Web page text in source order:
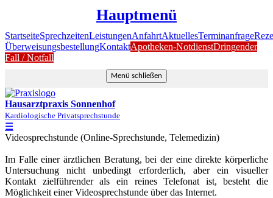
Hauptmenü
StartseiteSprechzeitenLeistungenAnfahrtAktuellesTerminanfrage
ÜberweisungsbestellungKontaktApotheken-NotdienstDringender
Fall / Notfall
Menü schließen
Hausarztpraxis Sonnenhof
Kardiologische Privatsprechstunde
☰
Videosprechstunde (Online-Sprechstunde, Telemedizin)
Im Falle einer ärztlichen Beratung, bei der eine direkte körperliche
Untersuchung nicht unbedingt erforderlich, aber ein visueller
Kontakt zielführender als ein reines Telefonat ist, besteht die
Möglichkeit einer Videosprechstunde über das Internet.